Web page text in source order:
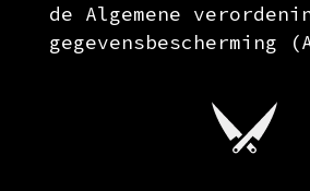
de Algemene
gegevensbescherming